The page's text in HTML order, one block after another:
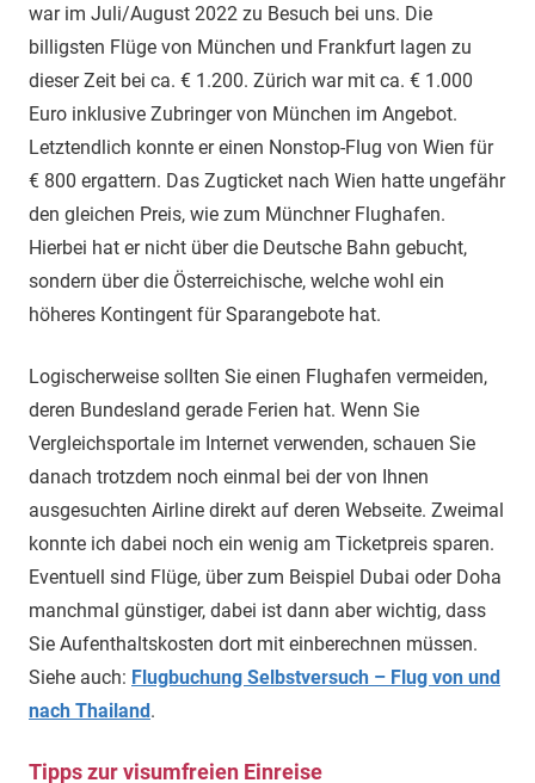
war im Juli/August 2022 zu Besuch bei uns. Die
billigsten Flüge von München und Frankfurt lagen zu
dieser Zeit bei ca. € 1.200. Zürich war mit ca. € 1.000
Euro inklusive Zubringer von München im Angebot.
Letztendlich konnte er einen Nonstop-Flug von Wien für
€ 800 ergattern. Das Zugticket nach Wien hatte ungefähr
den gleichen Preis, wie zum Münchner Flughafen.
Hierbei hat er nicht über die Deutsche Bahn gebucht,
sondern über die Österreichische, welche wohl ein
höheres Kontingent für Sparangebote hat.
Logischerweise sollten Sie einen Flughafen vermeiden,
deren Bundesland gerade Ferien hat. Wenn Sie
Vergleichsportale im Internet verwenden, schauen Sie
danach trotzdem noch einmal bei der von Ihnen
ausgesuchten Airline direkt auf deren Webseite. Zweimal
konnte ich dabei noch ein wenig am Ticketpreis sparen.
Eventuell sind Flüge, über zum Beispiel Dubai oder Doha
manchmal günstiger, dabei ist dann aber wichtig, dass
Sie Aufenthaltskosten dort mit einberechnen müssen.
Siehe auch: Flugbuchung Selbstversuch – Flug von und
nach Thailand.
Tipps zur visumfreien Einreise